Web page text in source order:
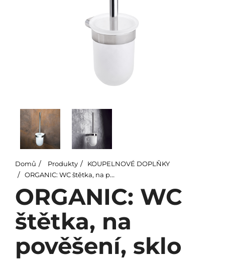
Domů Produkty
KOUPELNOVÉ DOPLŇKY
ORGANIC: WC štětka, na pověšení, sklo
ORGANIC: WC
štětka, na
pověšení, sklo